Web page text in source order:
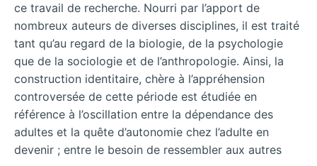
ce travail de recherche. Nourri par l’apport de
nombreux auteurs de diverses disciplines, il est traité
tant qu’au regard de la biologie, de la psychologie
que de la sociologie et de l’anthropologie. Ainsi, la
construction identitaire, chère à l’appréhension
controversée de cette période est étudiée en
référence à l’oscillation entre la dépendance des
adultes et la quête d’autonomie chez l’adulte en
devenir ; entre le besoin de ressembler aux autres